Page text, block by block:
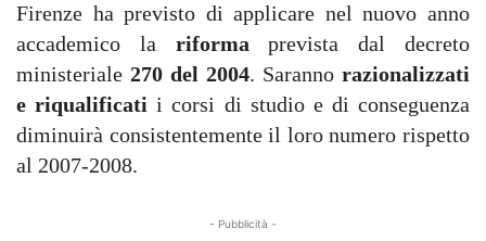
Firenze ha previsto di applicare nel nuovo anno
accademico la riformaprevista dal decreto
ministeriale 270 del 2004. Saranno razionalizzati
e riqualificati i corsi di studio e di conseguenza
diminuirà consistentemente il loro numero rispetto
al 2007-2008.
- Pubblicità -